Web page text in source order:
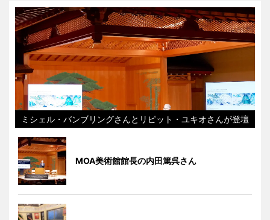
ミシェル・バンブリングさんとリピット・ユキオさんが登壇
MOA美術館館長の内田篤呉さん